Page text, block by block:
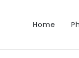
Home